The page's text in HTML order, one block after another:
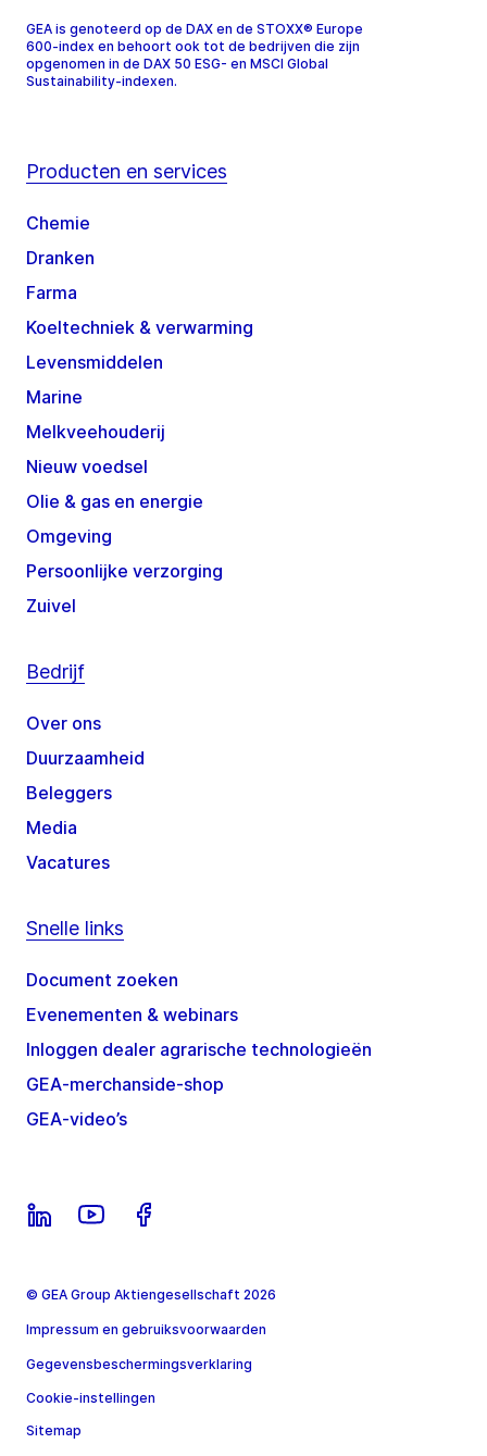
GEA is genoteerd op de DAX en de STOXX® Europe
600-index en behoort ook tot de bedrijven die zijn
opgenomen in de DAX 50 ESG- en MSCI Global
Sustainability-indexen.
Producten en services
Chemie
Dranken
Farma
Koeltechniek & verwarming
Levensmiddelen
Marine
Melkveehouderij
Nieuw voedsel
Olie & gas en energie
Omgeving
Persoonlijke verzorging
Zuivel
Bedrijf
Over ons
Duurzaamheid
Beleggers
Media
Vacatures
Snelle links
Document zoeken
Evenementen & webinars
Inloggen dealer agrarische technologieën
GEA-merchanside-shop
GEA-video’s
© GEA Group Aktiengesellschaft 2026
Impressum en gebruiksvoorwaarden
Gegevensbeschermingsverklaring
Cookie-instellingen
Sitemap